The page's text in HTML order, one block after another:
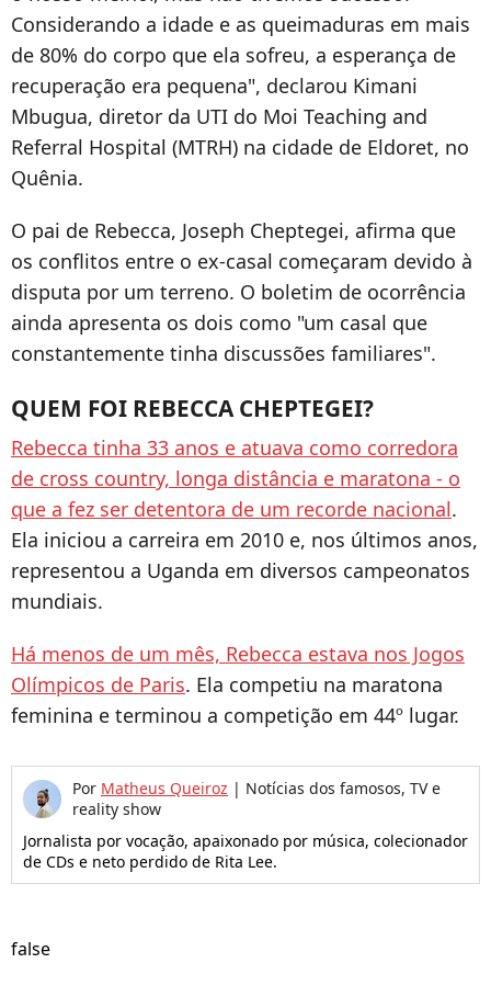
Considerando a idade e as queimaduras em mais
de 80% do corpo que ela sofreu, a esperança de
recuperação era pequena", declarou Kimani
Mbugua, diretor da UTI do Moi Teaching and
Referral Hospital (MTRH) na cidade de Eldoret, no
Quênia.
O pai de Rebecca, Joseph Cheptegei, afirma que
os conflitos entre o ex-casal começaram devido à
disputa por um terreno. O boletim de ocorrência
ainda apresenta os dois como "um casal que
constantemente tinha discussões familiares".
QUEM FOI REBECCA CHEPTEGEI?
Rebecca tinha 33 anos e atuava como corredora
de cross country, longa distância e maratona - o
que a fez ser detentora de um recorde nacional.
Ela iniciou a carreira em 2010 e, nos últimos anos,
representou a Uganda em diversos campeonatos
mundiais.
Há menos de um mês, Rebecca estava nos Jogos
Olímpicos de Paris. Ela competiu na maratona
feminina e terminou a competição em 44º lugar.
Por Matheus Queiroz | Notícias dos famosos, TV e
reality show
Jornalista por vocação, apaixonado por música, colecionador
de CDs e neto perdido de Rita Lee.
false